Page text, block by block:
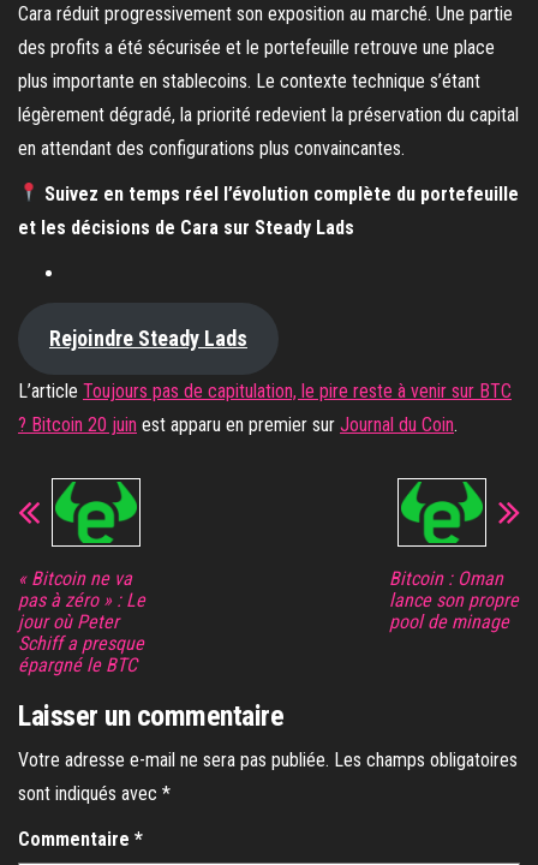
Cara réduit progressivement son exposition au marché. Une partie
des profits a été sécurisée et le portefeuille retrouve une place
plus importante en stablecoins. Le contexte technique s’étant
légèrement dégradé, la priorité redevient la préservation du capital
en attendant des configurations plus convaincantes.
Suivez en temps réel l’évolution complète du portefeuille
et les décisions de Cara sur Steady Lads
Rejoindre Steady Lads
L’article Toujours pas de capitulation, le pire reste à venir sur BTC
? Bitcoin 20 juin est apparu en premier sur Journal du Coin.
« Bitcoin ne va
pas à zéro » : Le
jour où Peter
Schiff a presque
épargné le BTC
Bitcoin : Oman
lance son propre
pool de minage
Laisser un commentaire
Votre adresse e-mail ne sera pas publiée. Les champs obligatoires
sont indiqués avec *
Commentaire *